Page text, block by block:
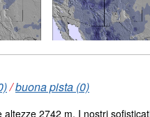
/buona pista (0)
altezze 2742 m. I nostri